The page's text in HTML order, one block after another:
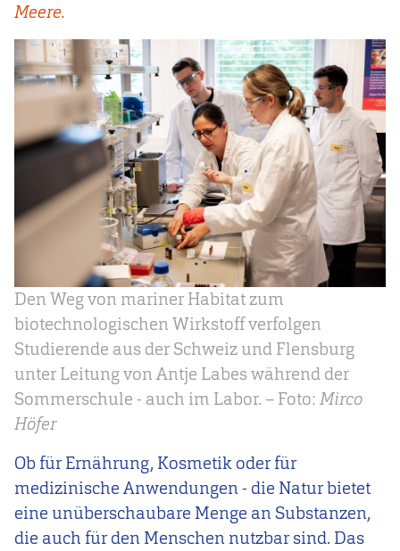
Meere.
Den Weg von mariner Habitat zum
biotechnologischen Wirkstoff verfolgen
Studierende aus der Schweiz und Flensburg
unter Leitung von Antje Labes während der
Sommerschule - auch im Labor. – Foto: Mirco
Höfer
Ob für Ernährung, Kosmetik oder für
medizinische Anwendungen - die Natur bietet
eine unüberschaubare Menge an Substanzen,
die auch für den Menschen nutzbar sind. Das